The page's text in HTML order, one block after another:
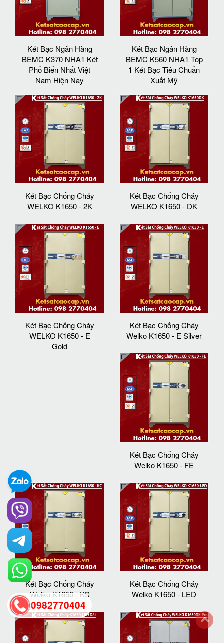
Két Bạc Ngân Hàng
BEMC K370 NHA1 Két
Phổ Biến Nhất Việt
Nam Hiện Nay
Két Bạc Ngân Hàng
BEMC K560 NHA1 Top
1 Két Bạc Tiêu Chuẩn
Xuất Mỹ
Két Bạc Chống Cháy
WELKO K1650 - 2K
Két Bạc Chống Cháy
WELKO K1650 - DK
Két Bạc Chống Cháy
WELKO K1650 - E
Gold
Két Bạc Chống Cháy
Welko K1650 - E Silver
Két Bạc Chống Cháy
Welko K1650 - FE
Két Bạc Chống Cháy
Welko K1650 - KC
Két Bạc Chống Cháy
Welko K1650 - LED
0982770404